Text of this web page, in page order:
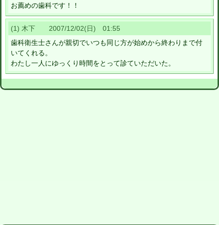
お薦めの歯科です！！
(1) 木下 2007/12/02(日) 01:55
歯科衛生士さんが親切でいつも同じ方が始めから終わりまで付
いてくれる。
わたし一人にゆっくり時間をとって診ていただいた。